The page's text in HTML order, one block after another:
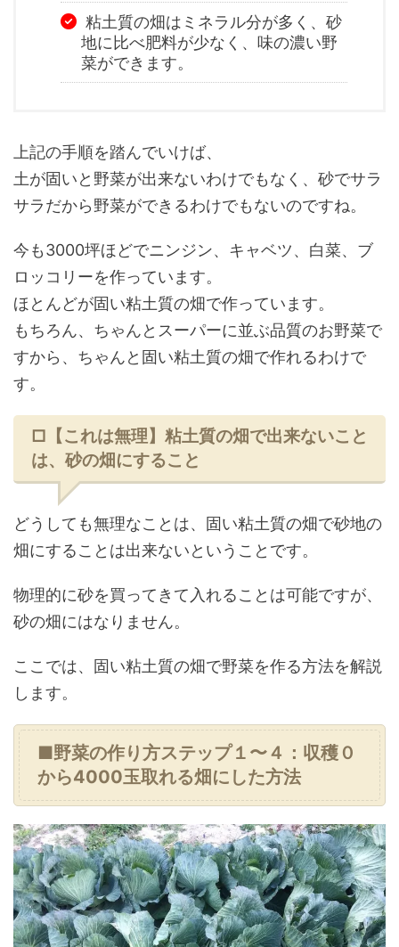
粘土質の畑はミネラル分が多く、砂
地に比べ肥料が少なく、味の濃い野
菜ができます。
上記の手順を踏んでいけば、
土が固いと野菜が出来ないわけでもなく、砂でサラ
サラだから野菜ができるわけでもないのですね。
今も3000坪ほどでニンジン、キャベツ、白菜、ブ
ロッコリーを作っています。
ほとんどが固い粘土質の畑で作っています。
もちろん、ちゃんとスーパーに並ぶ品質のお野菜で
すから、ちゃんと固い粘土質の畑で作れるわけで
す。
□【これは無理】粘土質の畑で出来ないこと
は、砂の畑にすること
どうしても無理なことは、固い粘土質の畑で砂地の
畑にすることは出来ないということです。
物理的に砂を買ってきて入れることは可能ですが、
砂の畑にはなりません。
ここでは、固い粘土質の畑で野菜を作る方法を解説
します。
■野菜の作り方ステップ１〜４：収穫０
から4000玉取れる畑にした方法